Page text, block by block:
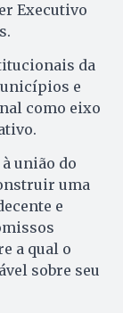
Executivo
da
e
como eixo
união do
uma
e
a qual o
sobre seu